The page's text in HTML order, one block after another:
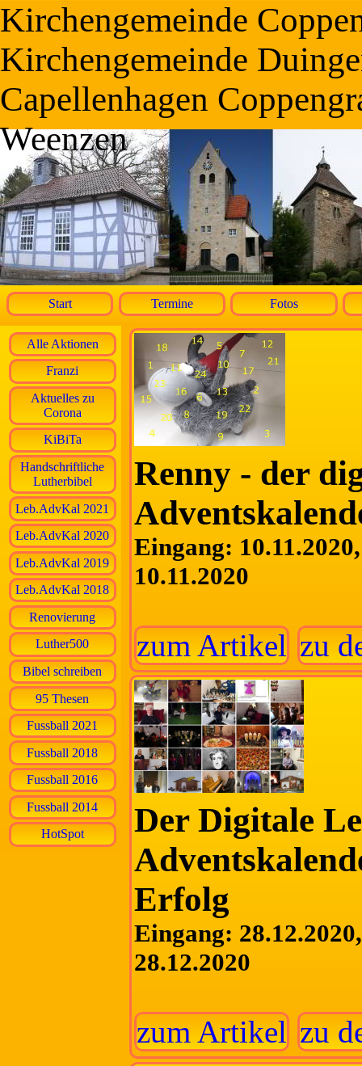
Kirchengemeinde
Kirchengemeinde
Capellenhagen
Weenzen
Start Termine Fotos
Alle Aktionen
Franzi
Aktuelles zu
Corona
KiBiTa
Handschriftliche
Lutherbibel
Leb.AdvKal 2021
Leb.AdvKal 2020
Leb.AdvKal 2019
Leb.AdvKal 2018
Renovierung
Luther500
Bibel schreiben
95 Thesen
Fussball 2021
Fussball 2018
Fussball 2016
Fussball 2014
HotSpot
Renny - der
Eingang:
10.11.2020
zum Artikel zu
Der Digitale
Erfolg
Eingang:
28.12.2020
zum Artikel zu